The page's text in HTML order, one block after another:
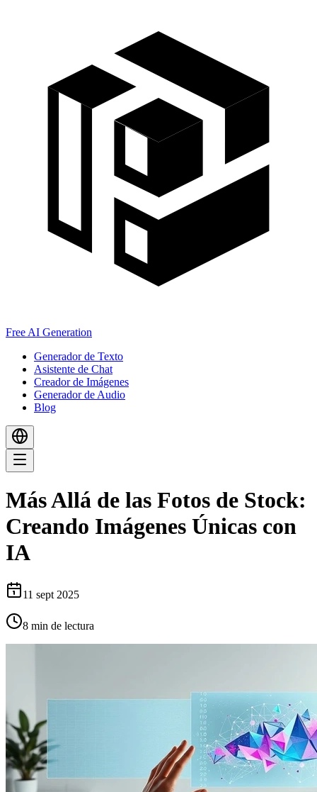
Free AI Generation
Generador de Texto
Asistente de Chat
Creador de Imágenes
Generador de Audio
Blog
Más Allá de las Fotos de Stock:
Creando Imágenes Únicas con
IA
11 sept 2025
8 min de lectura